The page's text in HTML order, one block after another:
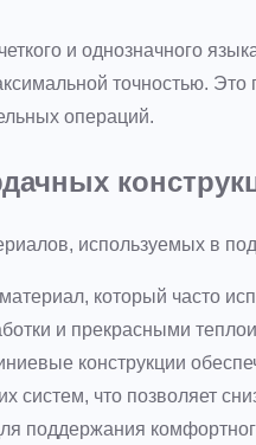
и однозначного
точностью. Это
операций.
используемых в
который часто
и прекрасными
конструкции
систем, что позволяет
поддержания